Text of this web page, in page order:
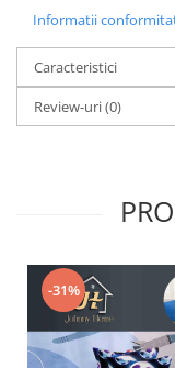
Informatii
Caracteristici
Review-uri(0)
-31%